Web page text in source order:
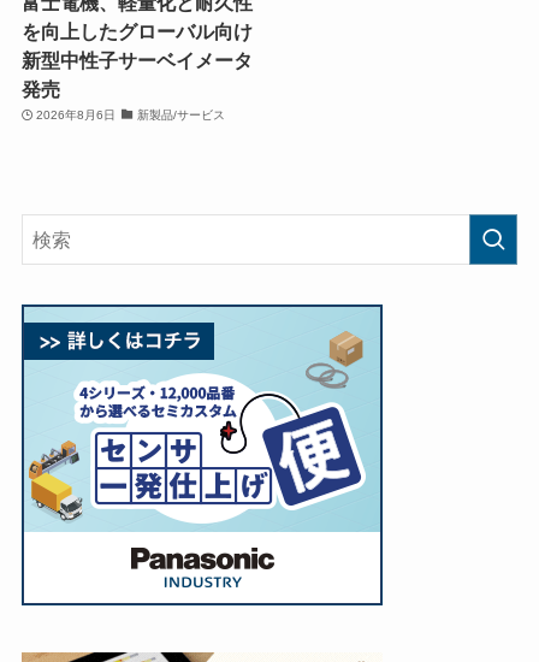
を向上したグローバル向け
新型中性子サーベイメータ
発売
2026年8月6日 新製品/サービス